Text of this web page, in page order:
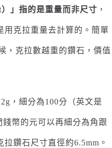
）」指的是重量而非尺寸 ，
用克拉重量去計算的。簡單
，克拉數越重的鑽石，價值
，細分為100分（英文是
幣的元可以再細分為角跟
鑽石尺寸直徑約6.5mm。